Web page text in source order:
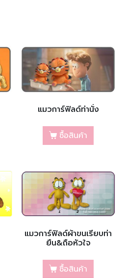
แมวการ์ฟิลด์ท่านั่ง
ซื้อสินค้า
แมวการ์ฟิลด์ผ้าขนเรียบท่า
ยืน&ถือหัวใจ
ซื้อสินค้า